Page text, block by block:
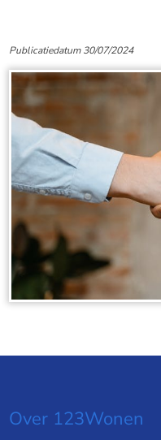
Publicatiedatum 30/07/2024
Over 123Wonen